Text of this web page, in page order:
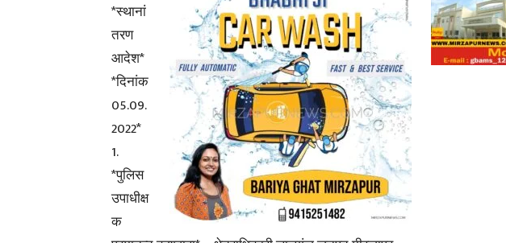
*स्थानां
तरण
आदेश*
*दिनांक
05.09.
2022*
1.
*पुलिस
उपाधीक्ष
क